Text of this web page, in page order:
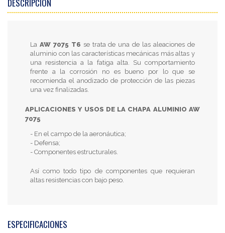
DESCRIPCIÓN
La AW 7075 T6 se trata de una de las aleaciones de
aluminio con las características mecánicas más altas y
una resistencia a la fatiga alta. Su comportamiento
frente a la corrosión no es bueno por lo que se
recomienda el anodizado de protección de las piezas
una vez finalizadas.
APLICACIONES Y USOS DE LA CHAPA ALUMINIO AW
7075
- En el campo de la aeronáutica;
- Defensa;
- Componentes estructurales.
Así como todo tipo de componentes que requieran
altas resistencias con bajo peso.
ESPECIFICACIONES